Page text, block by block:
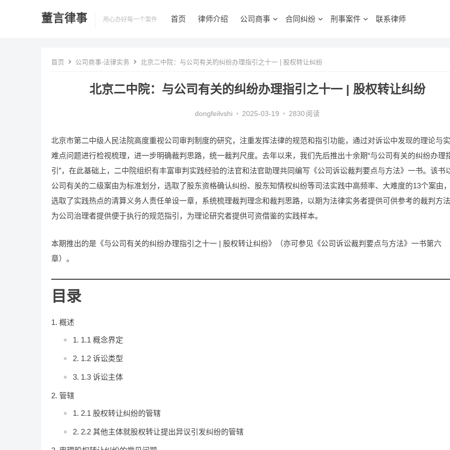
董言律事 用心办好每一个案件 首页 律师介绍 公司商事 合同纠纷 刑事案件 联系律师
首页 公司商事-法律实务 北京二中院：与公司有关的纠纷办理指引之十一 | 股权转让纠纷
北京二中院：与公司有关的纠纷办理指引之十一 | 股权转让纠纷
dongfeilvshi • 2025-03-19 • 2830 阅读
北京市第二中级人民法院高度重视公司审判制度的研究，注重发挥法律的规范和指引功能，通过对诉讼中发现的理论与
难点问题进行检视梳理，进一步明确裁判思路，统一裁判尺度。去年以来，我们先后推出十余期“与公司有关的纠纷办理
引”，在此基础上，二中院组织有丰富审判实践经验的法官和法官助理共同编写《公司诉讼裁判要点与方法》一书。该书
公司有关的二级案由为标准划分，选取了股东资格确认纠纷、股东知情权纠纷等司法实践中高频率、大难度的13个案由
选取了实践热点的清算义务人责任单设一章，系统梳理裁判理念和裁判思路，以期为法律实务者提供可供参考的裁判方
为公司治理者提供便于执行的规范指引，为理论研究者提供可资借鉴的实践样本。
本期推出的是《与公司有关的纠纷办理指引之十一 | 股权转让纠纷》（亦可参见《公司诉讼裁判要点与方法》一书第六
章）。
目录
概述
1.1 概念界定
1.2 诉讼类型
1.3 诉讼主体
管辖
2.1 股权转让纠纷的管辖
2.2 其他主体就股权转让提出异议引发纠纷的管辖